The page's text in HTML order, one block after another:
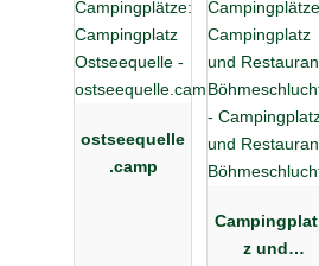
ostseequelle
.camp
Campingplat
z und